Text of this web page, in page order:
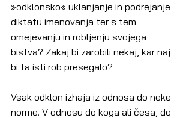
»odklonsko« uklanjanje in podrejanje
diktatu imenovanja ter s tem
omejevanju in robljenju svojega
bistva? Zakaj bi zarobili nekaj, kar naj
bi ta isti rob presegalo?
Vsak odklon izhaja iz odnosa do neke
norme. V odnosu do koga ali česa, do